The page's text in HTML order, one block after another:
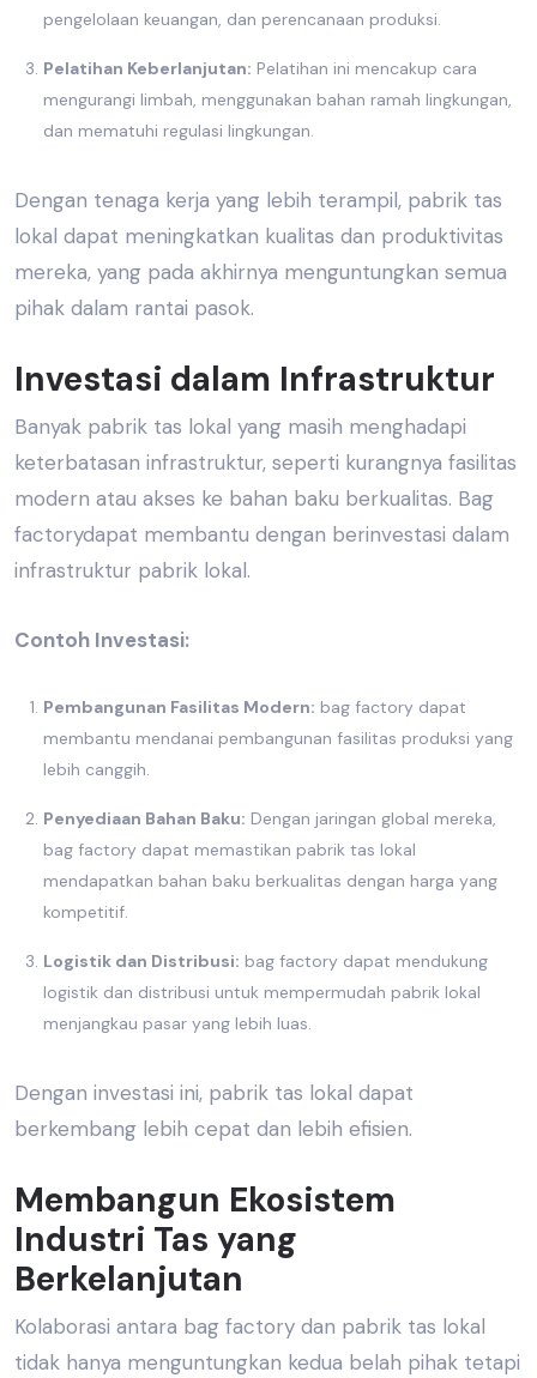
pengelolaan keuangan, dan perencanaan produksi.
Pelatihan Keberlanjutan: Pelatihan ini mencakup cara
mengurangi limbah, menggunakan bahan ramah lingkungan,
dan mematuhi regulasi lingkungan.
Dengan tenaga kerja yang lebih terampil, pabrik tas
lokal dapat meningkatkan kualitas dan produktivitas
mereka, yang pada akhirnya menguntungkan semua
pihak dalam rantai pasok.
Investasi dalam Infrastruktur
Banyak pabrik tas lokal yang masih menghadapi
keterbatasan infrastruktur, seperti kurangnya fasilitas
modern atau akses ke bahan baku berkualitas. Bag
factorydapat membantu dengan berinvestasi dalam
infrastruktur pabrik lokal.
Contoh Investasi:
Pembangunan Fasilitas Modern: bag factory dapat
membantu mendanai pembangunan fasilitas produksi yang
lebih canggih.
Penyediaan Bahan Baku: Dengan jaringan global mereka,
bag factory dapat memastikan pabrik tas lokal
mendapatkan bahan baku berkualitas dengan harga yang
kompetitif.
Logistik dan Distribusi: bag factory dapat mendukung
logistik dan distribusi untuk mempermudah pabrik lokal
menjangkau pasar yang lebih luas.
Dengan investasi ini, pabrik tas lokal dapat
berkembang lebih cepat dan lebih efisien.
Membangun Ekosistem
Industri Tas yang
Berkelanjutan
Kolaborasi antara bag factory dan pabrik tas lokal
tidak hanya menguntungkan kedua belah pihak tetapi